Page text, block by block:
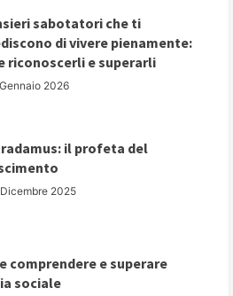
sabotatori che ti
di vivere pienamente:
riconoscerli e superarli
2026
il profeta del
2025
comprendere e superare
sociale